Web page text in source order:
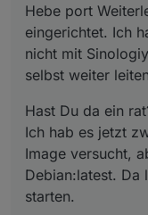
Hebe port
eingerichtet. Ich
nicht mit
selbst weiter
Hast Du da ein
Ich hab es jetzt
Image versucht,
Debian:latest. Da
starten.